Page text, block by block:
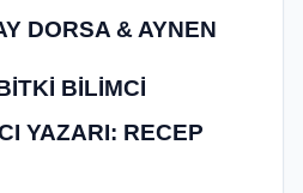
DORSA & AYNEN
BİLİMCİ
YAZARI: RECEP